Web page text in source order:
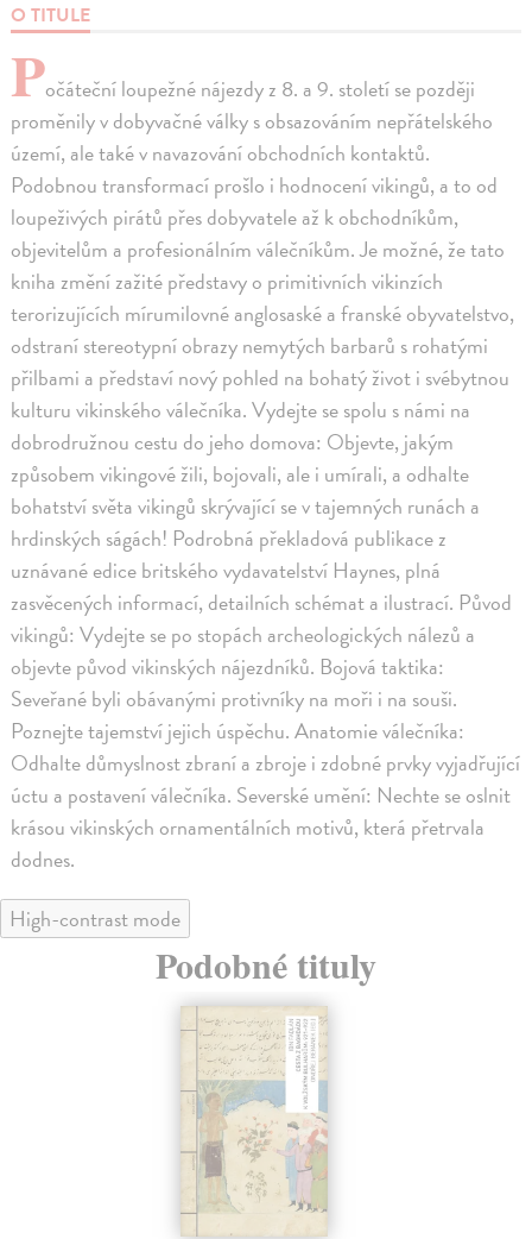
O TITULE
Počáteční loupežné nájezdy z 8. a 9. století se později
proměnily v dobyvačné války s obsazováním nepřátelského
území, ale také v navazování obchodních kontaktů.
Podobnou transformací prošlo i hodnocení vikingů, a to od
loupeživých pirátů přes dobyvatele až k obchodníkům,
objevitelům a profesionálním válečníkům. Je možné, že tato
kniha změní zažité představy o primitivních vikinzích
terorizujících mírumilovné anglosaské a franské obyvatelstvo,
odstraní stereotypní obrazy nemytých barbarů s rohatými
přilbami a představí nový pohled na bohatý život i svébytnou
kulturu vikinského válečníka. Vydejte se spolu s námi na
dobrodružnou cestu do jeho domova: Objevte, jakým
způsobem vikingové žili, bojovali, ale i umírali, a odhalte
bohatství světa vikingů skrývající se v tajemných runách a
hrdinských ságách! Podrobná překladová publikace z
uznávané edice britského vydavatelství Haynes, plná
zasvěcených informací, detailních schémat a ilustrací. Původ
vikingů: Vydejte se po stopách archeologických nálezů a
objevte původ vikinských nájezdníků. Bojová taktika:
Seveřané byli obávanými protivníky na moři i na souši.
Poznejte tajemství jejich úspěchu. Anatomie válečníka:
Odhalte důmyslnost zbraní a zbroje i zdobné prvky vyjadřující
úctu a postavení válečníka. Severské umění: Nechte se oslnit
krásou vikinských ornamentálních motivů, která přetrvala
dodnes.
High-contrast mode
Podobné tituly